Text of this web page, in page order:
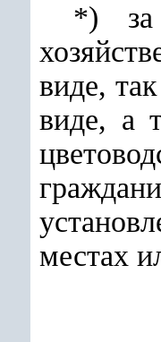
*) за
виде,
виде, а
местах